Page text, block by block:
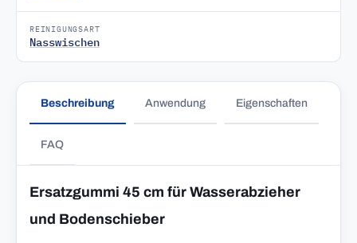
REINIGUNGSART
Nasswischen
Beschreibung Anwendung Eigenschaften
FAQ
Ersatzgummi 45 cm für Wasserabzieher
und Bodenschieber